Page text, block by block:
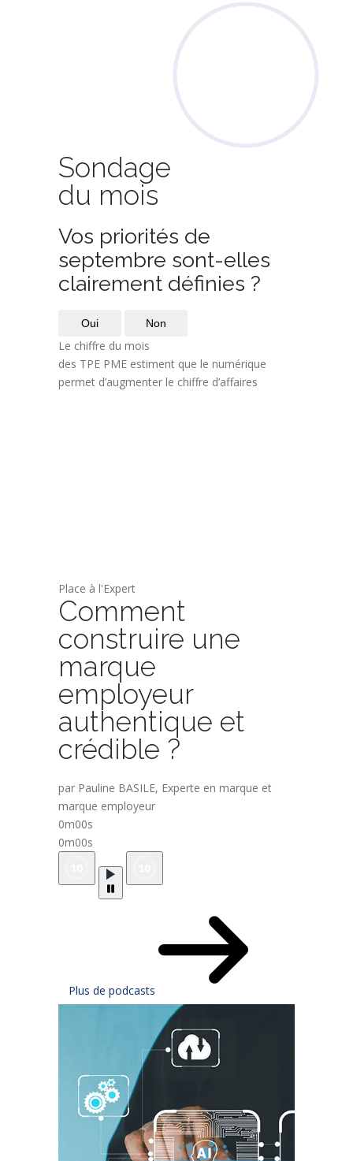
Sondage
du mois
Vos priorités de
septembre sont-elles
clairement définies ?
Oui Non
Le chiffre du mois
des TPE PME estiment que le numérique
permet d’augmenter le chiffre d’affaires
Place à l'Expert
Comment
construire une
marque
employeur
authentique et
crédible ?
par Pauline BASILE, Experte en marque et
marque employeur
0m00s
0m00s
Plus de podcasts